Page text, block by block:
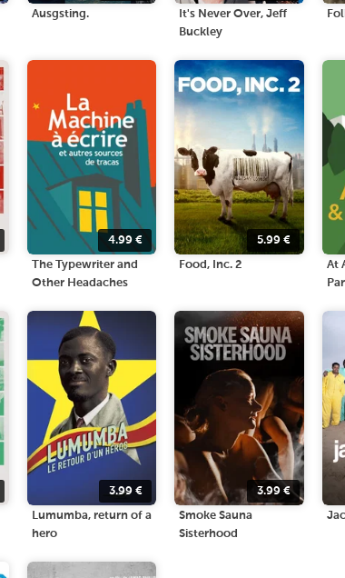
Ausgsting.
It's Never Over, Jeff
Buckley
4.99 €
The Typewriter and
Other Headaches
5.99€
Food, Inc. 2
At
3.99 €
Lumumba, return of a
hero
3.99€
Smoke Sauna
Sisterhood